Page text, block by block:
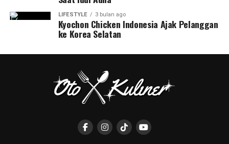
LIFESTYLE 3 bulan ago
Kyochon Chicken Indonesia Ajak Pelanggan
ke Korea Selatan